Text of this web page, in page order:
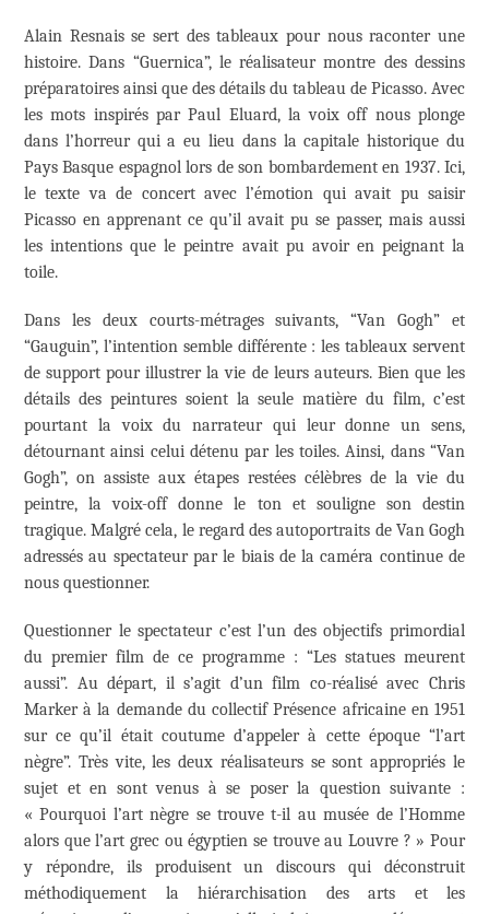
Alain Resnais se sert des tableaux pour nous raconter une
histoire. Dans “Guernica”, le réalisateur montre des dessins
préparatoires ainsi que des détails du tableau de Picasso. Avec
les mots inspirés par Paul Eluard, la voix off nous plonge
dans l’horreur qui a eu lieu dans la capitale historique du
Pays Basque espagnol lors de son bombardement en 1937. Ici,
le texte va de concert avec l’émotion qui avait pu saisir
Picasso en apprenant ce qu’il avait pu se passer, mais aussi
les intentions que le peintre avait pu avoir en peignant la
toile.
Dans les deux courts-métrages suivants, “Van Gogh” et
“Gauguin”, l’intention semble différente : les tableaux servent
de support pour illustrer la vie de leurs auteurs. Bien que les
détails des peintures soient la seule matière du film, c’est
pourtant la voix du narrateur qui leur donne un sens,
détournant ainsi celui détenu par les toiles. Ainsi, dans “Van
Gogh”, on assiste aux étapes restées célèbres de la vie du
peintre, la voix-off donne le ton et souligne son destin
tragique. Malgré cela, le regard des autoportraits de Van Gogh
adressés au spectateur par le biais de la caméra continue de
nous questionner.
Questionner le spectateur c’est l’un des objectifs primordial
du premier film de ce programme : “Les statues meurent
aussi”. Au départ, il s’agit d’un film co-réalisé avec Chris
Marker à la demande du collectif Présence africaine en 1951
sur ce qu’il était coutume d’appeler à cette époque “l’art
nègre”. Très vite, les deux réalisateurs se sont appropriés le
sujet et en sont venus à se poser la question suivante :
« Pourquoi l’art nègre se trouve t-il au musée de l’Homme
alors que l’art grec ou égyptien se trouve au Louvre ? » Pour
y répondre, ils produisent un discours qui déconstruit
méthodiquement la hiérarchisation des arts et les